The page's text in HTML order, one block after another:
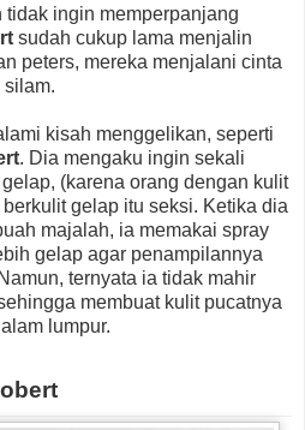
ingin memperpanjang
sudah cukup lama menjalin
peters, mereka menjalani cinta
silam.
kisah menggelikan, seperti
. Dia mengaku ingin sekali
(karena orang dengan kulit
gelap itu seksi. Ketika dia
majalah, ia memakai spray
gelap agar penampilannya
ternyata ia tidak mahir
membuat kulit pucatnya
lumpur.